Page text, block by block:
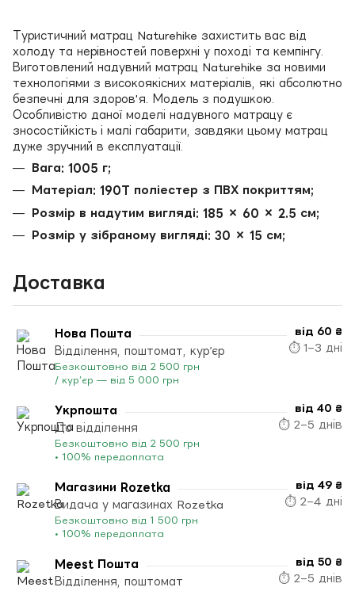
Туристичний матрац Naturehike захистить вас від
холоду та нерівностей поверхні у поході та кемпінгу.
Виготовлений надувний матрац Naturehike за новими
технологіями з високоякісних матеріалів, які абсолютно
безпечні для здоров'я. Модель з подушкою.
Особливістю даної моделі надувного матрацу є
зносостійкість і малі габарити, завдяки цьому матрац
дуже зручний в експлуатації.
Вага: 1005 г;
Матеріал: 190T поліестер з ПВХ покриттям;
Розмір в надутим вигляді: 185 × 60 × 2.5 см;
Розмір у зібраному вигляді: 30 × 15 см;
Доставка
Нова Пошта
Відділення, поштомат, кур’єр
Безкоштовно від 2 500 грн
/ кур’єр — від 5 000 грн
від 60 ₴
⏱ 1–3 дні
Укрпошта
До відділення
Безкоштовно від 2 500 грн
• 100% передоплата
від 40 ₴
⏱ 2–5 днів
Магазини Rozetka
Видача у магазинах Rozetka
Безкоштовно від 1 500 грн
• 100% передоплата
від 49 ₴
⏱ 2–4 дні
Meest Пошта
Відділення, поштомат
від 50 ₴
⏱ 2–5 днів